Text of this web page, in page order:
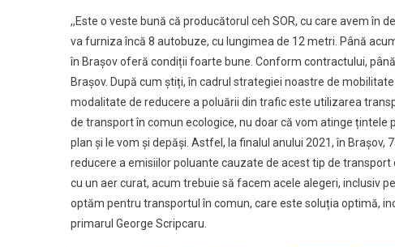
SOR,
Ieri
S-
A
Semnat
Alte
8
Ale
Producătorului
,,Este o veste bună că producătorul ceh SOR, cu care avem
va furniza încă 8 autobuze, cu lungimea de 12 metri. Până
în Brașov oferă condiții foarte bune. Conform contractului,
Brașov. După cum știți, în cadrul strategiei noastre de
modalitate de reducere a poluării din trafic este utilizarea
de transport în comun ecologice, nu doar că vom atinge
plan și le vom și depăși. Astfel, la finalul anului 2021, în
reducere a emisiilor poluante cauzate de acest tip de
cu un aer curat, acum trebuie să facem acele alegeri, inclusiv
optăm pentru transportul în comun, care este soluția optimă,
primarul George Scripcaru.